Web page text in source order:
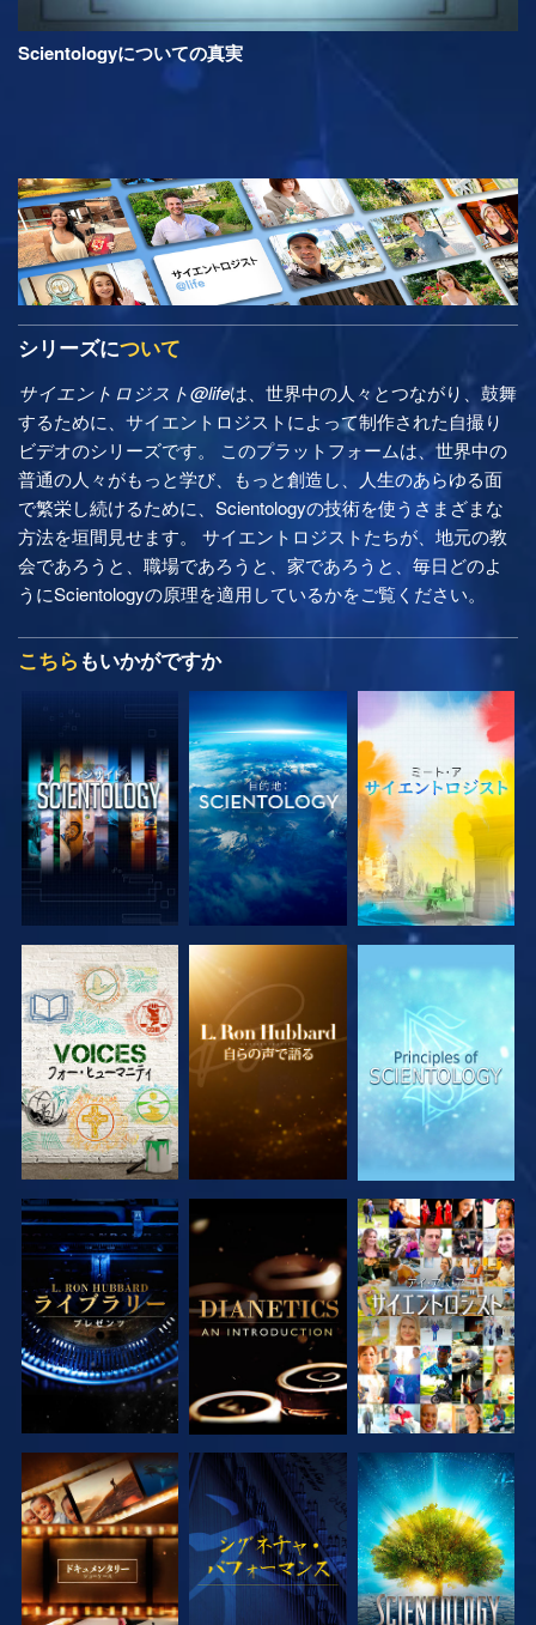
Scientologyについての真実
シリーズについて
サイエントロジスト@lifeは、世界中の人々とつながり、鼓舞
するために、サイエントロジストによって制作された自撮り
ビデオのシリーズです。 このプラットフォームは、世界中の
普通の人々がもっと学び、もっと創造し、人生のあらゆる面
で繁栄し続けるために、Scientologyの技術を使うさまざまな
方法を垣間見せます。 サイエントロジストたちが、地元の教
会であろうと、職場であろうと、家であろうと、毎日どのよ
うにScientologyの原理を適用しているかをご覧ください。
こちら もいかがですか
シリーズを探求 シリーズを探求 シリーズを探求
シリーズを探求 シリーズを探求 観る
シリーズを探求 観る シリーズを探求